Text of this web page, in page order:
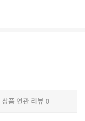
상품 연관 리뷰 0